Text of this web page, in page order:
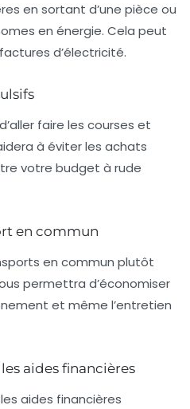
en sortant d’une pièce ou
en énergie. Cela peut
factures d’électricité.
faire les courses et
à éviter les achats
votre budget à rude
en commun
en commun plutôt
permettra d’économiser
et même l’entretien
aides financières
aides financières